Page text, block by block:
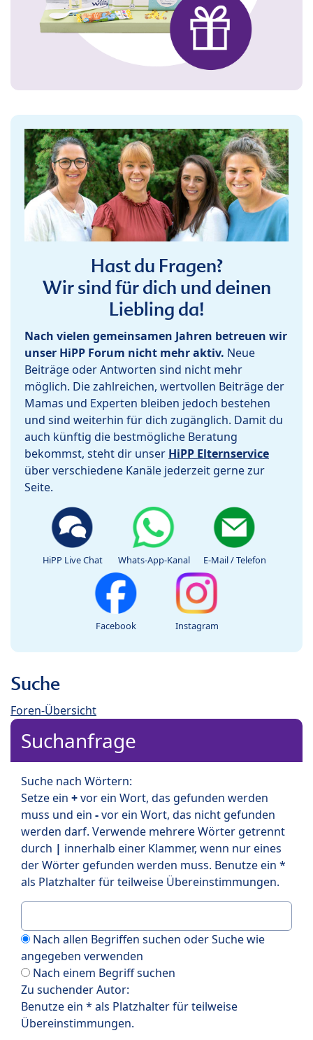
Hast du Fragen?
Wir sind für dich und deinen
Liebling da!
Nach vielen gemeinsamen Jahren betreuen wir
unser HiPP Forum nicht mehr aktiv. Neue
Beiträge oder Antworten sind nicht mehr
möglich. Die zahlreichen, wertvollen Beiträge der
Mamas und Experten bleiben jedoch bestehen
und sind weiterhin für dich zugänglich. Damit du
auch künftig die bestmögliche Beratung
bekommst, steht dir unser HiPP Elternservice
über verschiedene Kanäle jederzeit gerne zur
Seite.
HiPP Live Chat Whats-App-Kanal E-Mail / Telefon
Facebook Instagram
Suche
Foren-Übersicht
Suchanfrage
Suche nach Wörtern:
Setze ein +vor ein Wort, das gefunden werden
muss und ein -vor ein Wort, das nicht gefunden
werden darf. Verwende mehrere Wörter getrennt
durch | innerhalb einer Klammer, wenn nur eines
der Wörter gefunden werden muss. Benutze ein *
als Platzhalter für teilweise Übereinstimmungen.
Nach allen Begriffen suchen oder Suche wie
angegeben verwenden
Nach einem Begriff suchen
Zu suchender Autor:
Benutze ein * als Platzhalter für teilweise
Übereinstimmungen.